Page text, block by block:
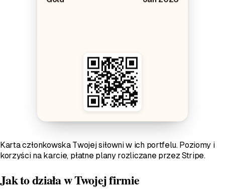
Karta członkowska Twojej siłowni w ich portfelu. Poziomy i
korzyści na karcie, płatne plany rozliczane przez Stripe.
Jak to działa w Twojej firmie